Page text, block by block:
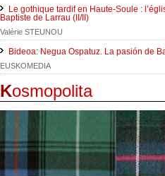
Le gothique tardif en Haute-Soule :
Baptiste de Larrau (II/II)
Valérie STEUNOU
Bideoa: Negua Ospatuz. La pasión de
EUSKOMEDIA
Kosmopolita